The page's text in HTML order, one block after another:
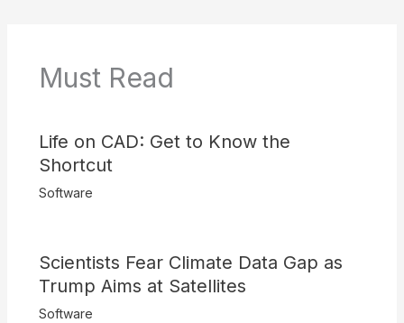
Must Read
Life on CAD: Get to Know the
Shortcut
Software
Scientists Fear Climate Data Gap as
Trump Aims at Satellites
Software